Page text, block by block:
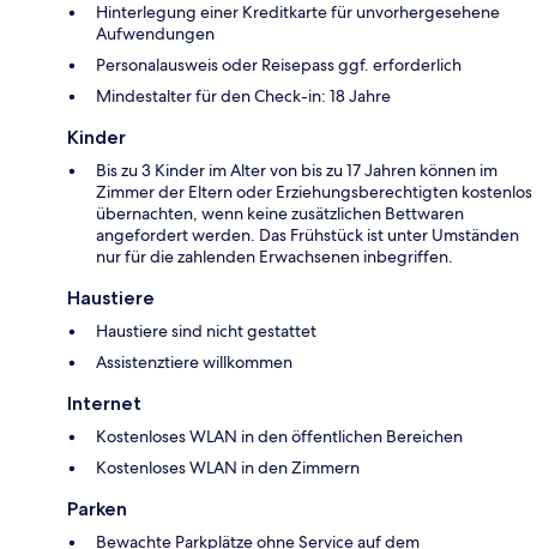
Hinterlegung einer Kreditkarte für unvorhergesehene
Aufwendungen
Personalausweis oder Reisepass ggf. erforderlich
Mindestalter für den Check-in: 18 Jahre
Kinder
Bis zu 3 Kinder im Alter von bis zu 17 Jahren können im
Zimmer der Eltern oder Erziehungsberechtigten kostenlos
übernachten, wenn keine zusätzlichen Bettwaren
angefordert werden. Das Frühstück ist unter Umständen
nur für die zahlenden Erwachsenen inbegriffen.
Haustiere
Haustiere sind nicht gestattet
Assistenztiere willkommen
Internet
Kostenloses WLAN in den öffentlichen Bereichen
Kostenloses WLAN in den Zimmern
Parken
Bewachte Parkplätze ohne Service auf dem